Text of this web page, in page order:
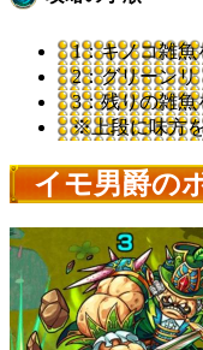
1：キノコ雑魚
2：グリーンリ
3：残りの雑魚
※上段に味方
イモ男爵の